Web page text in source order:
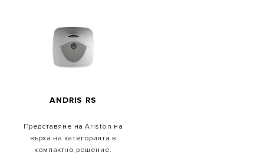
обеми от 10, 15 и 30 литра.
ANDRIS RS
Представяне на Ariston на
върха на категорията в
компактно решение.